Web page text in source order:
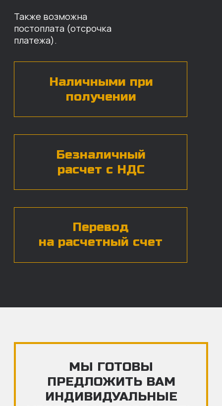
назовут цены и проконсультируют
по нужным деталям.
БЕСПЛАТНАЯ КОНСУЛЬТАЦИЯ
персональных данных*
ЧАСТЫЕ ВОПРОСЫ